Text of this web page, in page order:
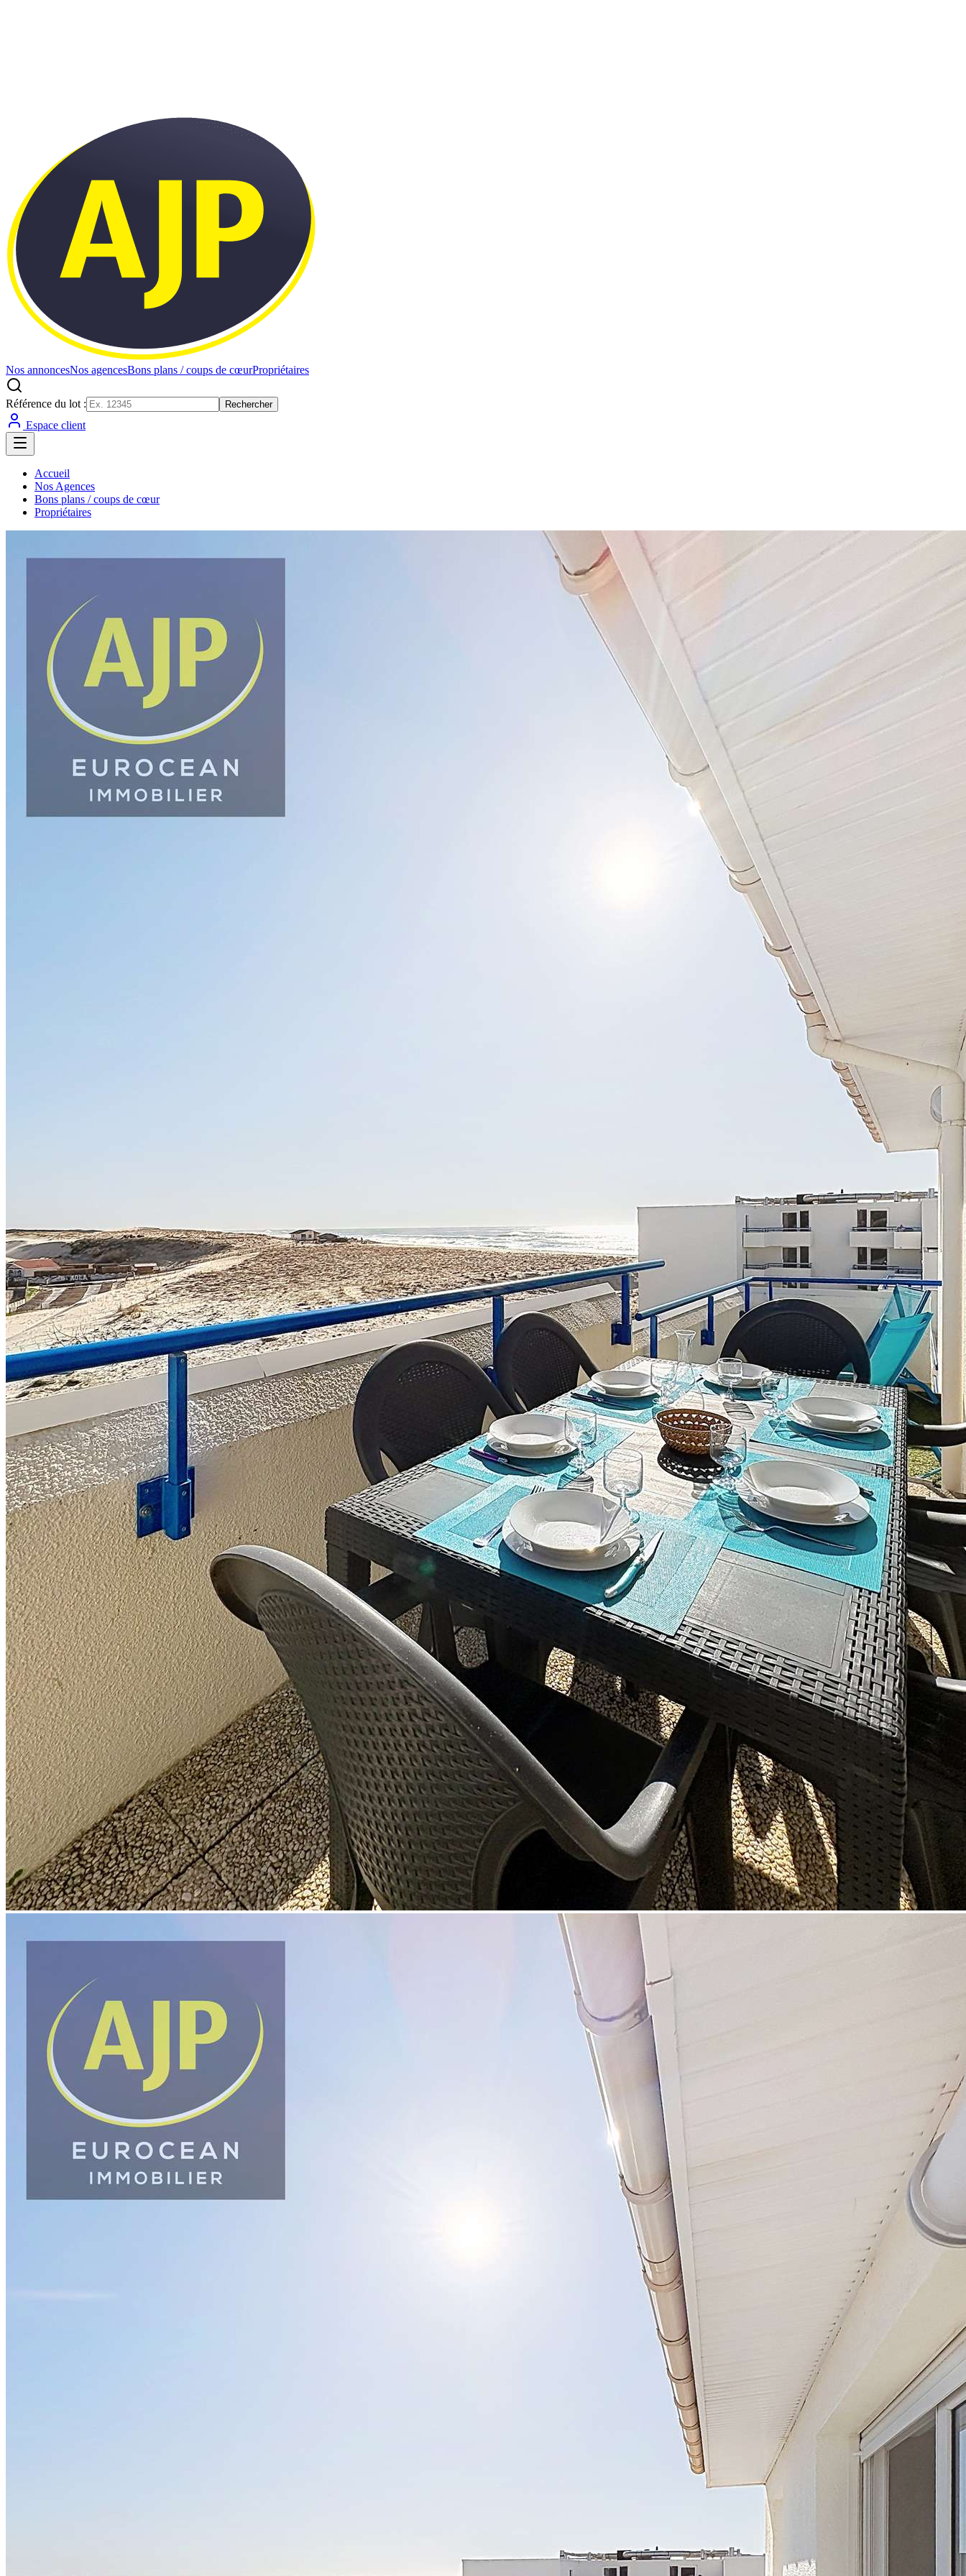
Nos annoncesNos agencesBons plans / coups de cœurPropriétaires
Référence du lot : Rechercher
Espace client
Accueil
Nos Agences
Bons plans / coups de cœur
Propriétaires